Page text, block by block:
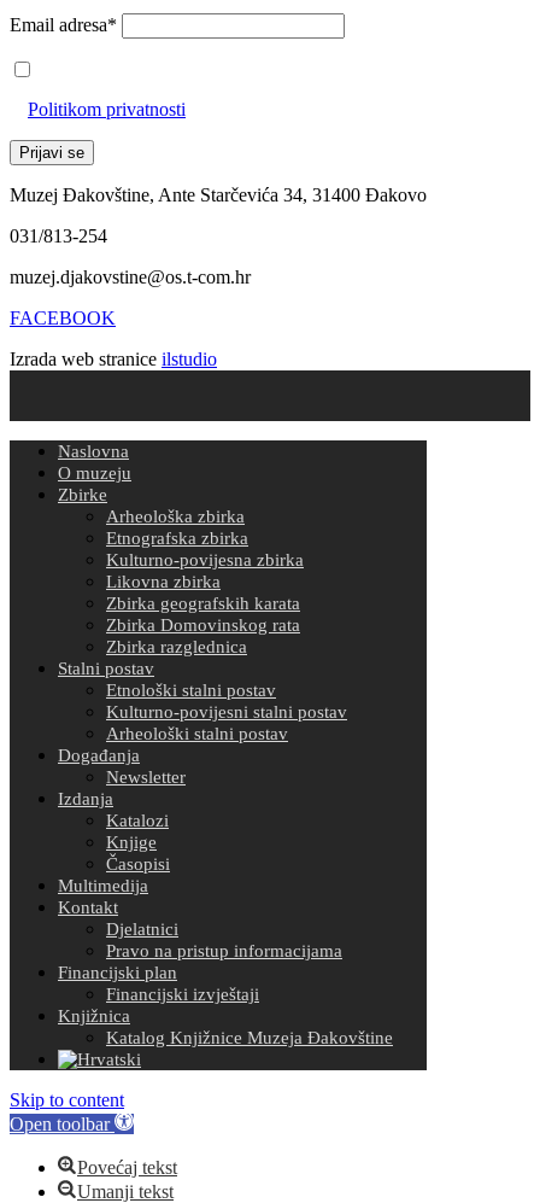
Email adresa*
Politikom privatnosti
Muzej Đakovštine, Ante Starčevića 34, 31400 Đakovo
031/813-254
muzej.djakovstine@os.t-com.hr
FACEBOOK
Izrada web stranice ilstudio
Naslovna
O muzeju
Zbirke
Arheološka zbirka
Etnografska zbirka
Kulturno-povijesna zbirka
Likovna zbirka
Zbirka geografskih karata
Zbirka Domovinskog rata
Zbirka razglednica
Stalni postav
Etnološki stalni postav
Kulturno-povijesni stalni postav
Arheološki stalni postav
Događanja
Newsletter
Izdanja
Katalozi
Knjige
Časopisi
Multimedija
Kontakt
Djelatnici
Pravo na pristup informacijama
Financijski plan
Financijski izvještaji
Knjižnica
Katalog Knjižnice Muzeja Đakovštine
Skip to content
Open toolbar
Povećaj tekst
Umanji tekst